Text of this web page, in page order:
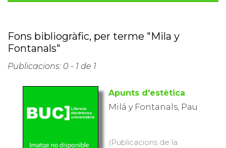
Fons bibliogràfic, per terme "Mila y
Fontanals"
Publicacions: 0 - 1 de 1
Apunts d'estètica
Milá y Fontanals, Pau
(Publicacions de la